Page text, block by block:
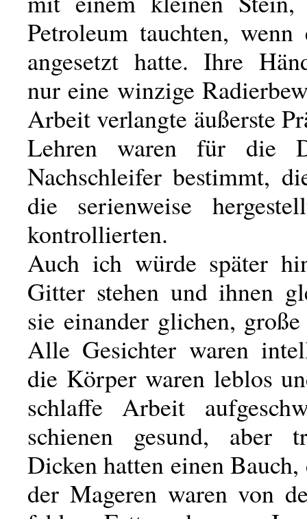
Petroleum tauchten, wenn
angesetzt hatte. Ihre
nur eine winzige
Arbeit verlangte äußerste
Lehren waren für die
Nachschleifer bestimmt,
die serienweise
kontrollierten.
Auch ich würde später
Gitter stehen und ihnen
sie einander glichen,
Alle Gesichter waren
die Körper waren leblos
schlaffe Arbeit
schienen gesund, aber
Dicken hatten einen Bauch,
der Mageren waren von